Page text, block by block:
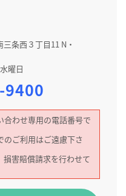
条西３丁目11 N・
曜日
合わせ専用の電話番号で
のご利用はご遠慮下さ
害賠償請求を行わせて